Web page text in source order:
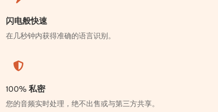
闪电般快速
在几秒钟内获得准确的语言识别。
100% 私密
您的音频实时处理，绝不出售或与第三方共享。